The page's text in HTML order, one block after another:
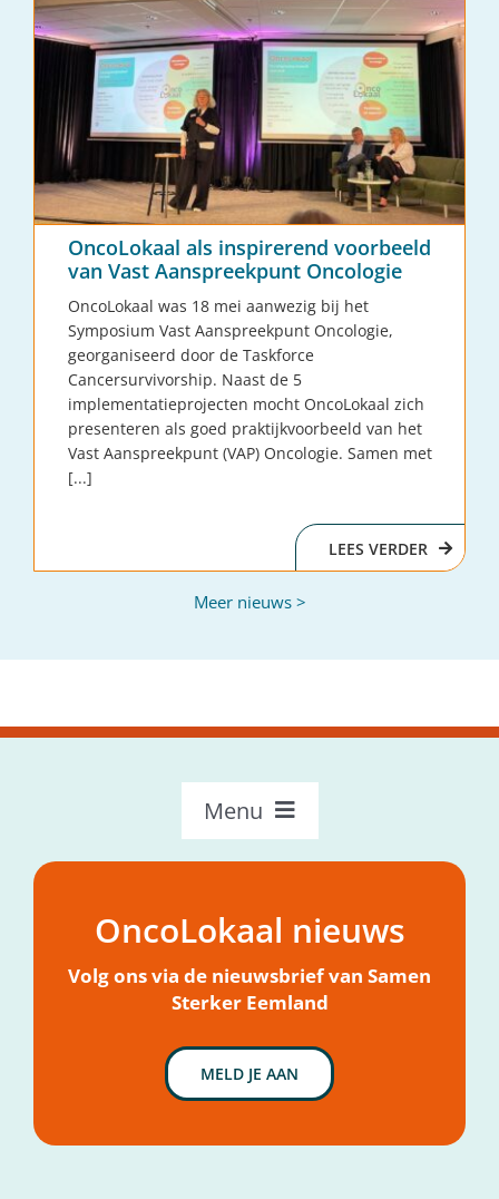
OncoLokaal als inspirerend voorbeeld
van Vast Aanspreekpunt Oncologie
OncoLokaal was 18 mei aanwezig bij het
Symposium Vast Aanspreekpunt Oncologie,
georganiseerd door de Taskforce
Cancersurvivorship. Naast de 5
implementatieprojecten mocht OncoLokaal zich
presenteren als goed praktijkvoorbeeld van het
Vast Aanspreekpunt (VAP) Oncologie. Samen met
[...]
LEES VERDER
Meer nieuws >
Menu
Over OncoLokaal
Mijn hulpvraagOncoLokaal nieuws
Volg ons via de nieuwsbrief van Samen
Sterker Eemland
MELD JE AAN